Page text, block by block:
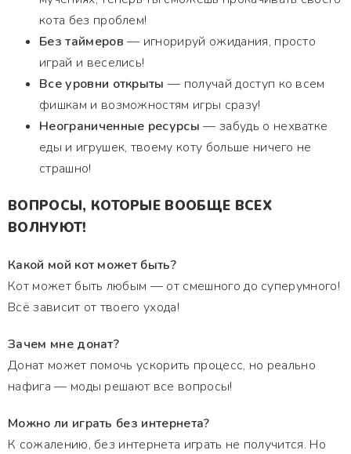
кота без проблем!
Без таймеров — игнорируй ожидания, просто
играй и веселись!
Все уровни открыты — получай доступ ко всем
фишкам и возможностям игры сразу!
Неограниченные ресурсы — забудь о нехватке
еды и игрушек, твоему коту больше ничего не
страшно!
ВОПРОСЫ, КОТОРЫЕ ВООБЩЕ ВСЕХ
ВОЛНУЮТ!
Какой мой кот может быть?
Кот может быть любым — от смешного до суперумного!
Всё зависит от твоего ухода!
Зачем мне донат?
Донат может помочь ускорить процесс, но реально
нафига — моды решают все вопросы!
Можно ли играть без интернета?
К сожалению, без интернета играть не получится. Но